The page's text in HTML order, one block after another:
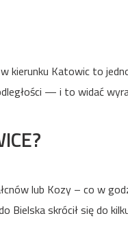
kierunku Katowic to
— i to widać
lub Kozy – co w
Bielska skrócił się do